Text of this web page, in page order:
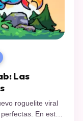
Las
roguelite viral
En esta